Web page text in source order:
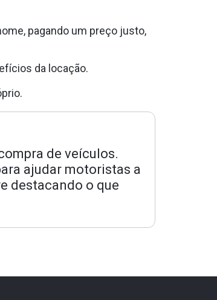
pagando um preço justo,
da locação.
de veículos.
ajudar motoristas a
destacando o que